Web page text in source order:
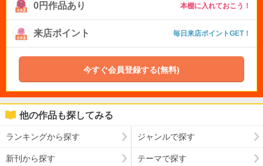
0円作品あり 本棚に入れておこう！
来店ポイント 毎日来店ポイントGET！
今すぐ会員登録する(無料)
他の作品も探してみる
ランキングから探す ジャンルで探す
新刊から探す テーマで探す